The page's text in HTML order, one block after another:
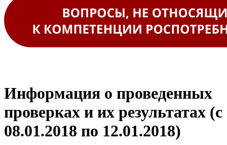
Информация о проведенных
проверках и их результатах (с
08.01.2018 по 12.01.2018)